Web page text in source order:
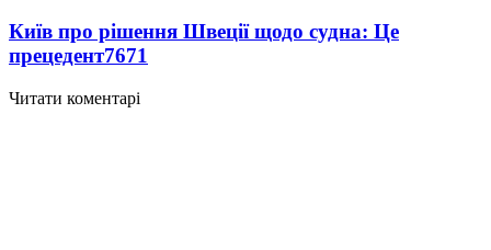
Київ про рішення Швеції щодо судна: Це
прецедент7671
Читати коментарі